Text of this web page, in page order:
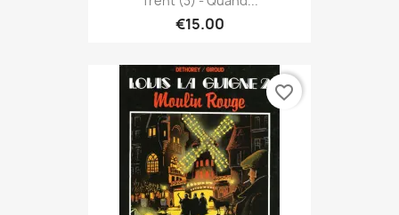
€15.00
favorite_border